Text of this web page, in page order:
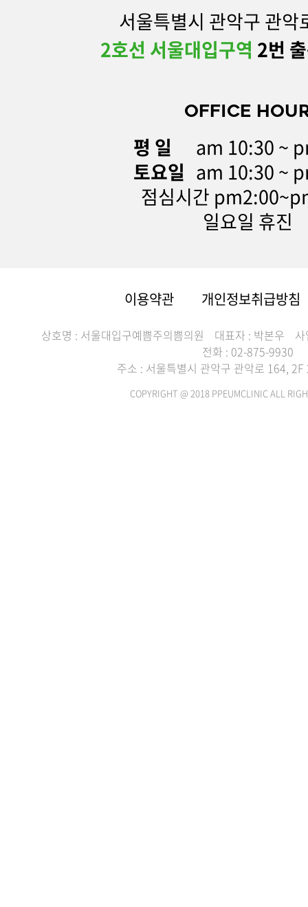
서울특별시 관악구 관악
2호선 서울대입구역 2번
OFFICE
평 일
am 10:30 ~
토요일 am 10:30 ~
점심시간
일요일 휴진
이용약관 개인정보취급방침
상호명 : 서울대입구예쁨주의쁨의원 대표자 : 박본우
전화 : 02-875-9930
주소 : 서울특별시 관악구 관악로 164,
COPYRIGHT @ 2018 PPEUMCLINIC ALL